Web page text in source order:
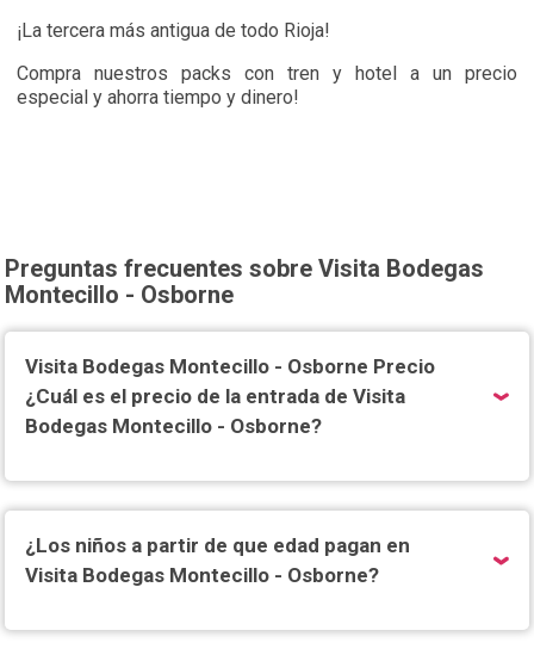
¡La tercera más antigua de todo Rioja!
Compra nuestros packs con tren y hotel a un precio
especial y ahorra tiempo y dinero!
Preguntas frecuentes sobre Visita Bodegas
Montecillo - Osborne
Visita Bodegas Montecillo - Osborne Precio
¿Cuál es el precio de la entrada de Visita
Bodegas Montecillo - Osborne?
¿Los niños a partir de que edad pagan en
Visita Bodegas Montecillo - Osborne?